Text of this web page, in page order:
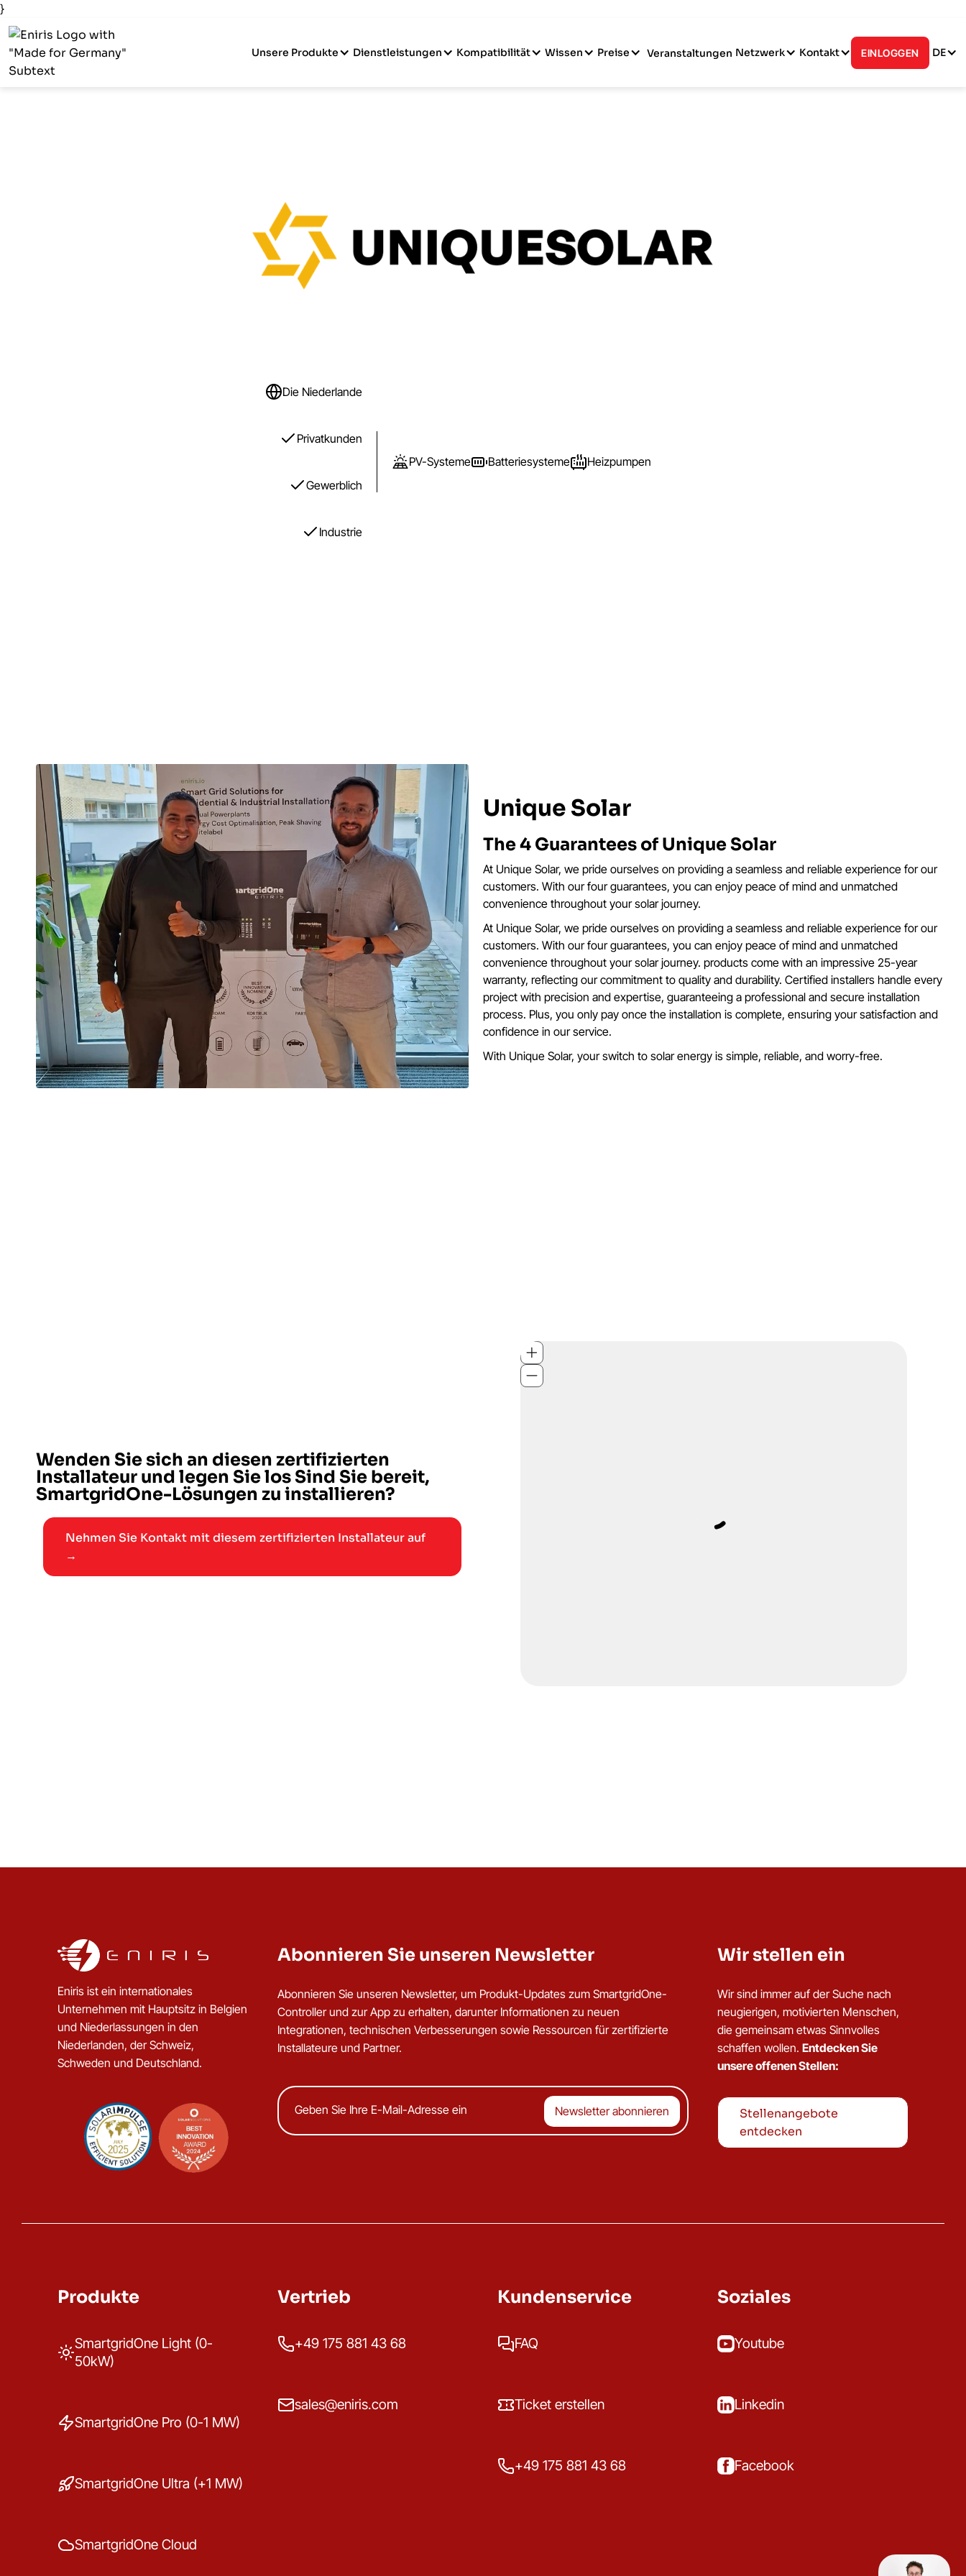
}
Unsere Produkte Dienstleistungen Kompatibilität Wissen Preise Veranstaltungen Netzwerk Kontakt EINLOGGEN DE
Die Niederlande
Privatkunden
Gewerblich
Industrie
PV-Systeme Batteriesysteme Heizpumpen
Unique Solar
The 4 Guarantees of Unique Solar
At Unique Solar, we pride ourselves on providing a seamless and reliable experience for our
customers. With our four guarantees, you can enjoy peace of mind and unmatched
convenience throughout your solar journey.
At Unique Solar, we pride ourselves on providing a seamless and reliable experience for our
customers. With our four guarantees, you can enjoy peace of mind and unmatched
convenience throughout your solar journey. products come with an impressive 25-year
warranty, reflecting our commitment to quality and durability. Certified installers handle every
project with precision and expertise, guaranteeing a professional and secure installation
process. Plus, you only pay once the installation is complete, ensuring your satisfaction and
confidence in our service.
With Unique Solar, your switch to solar energy is simple, reliable, and worry-free.
Wenden Sie sich an diesen zertifizierten
Installateur und legen Sie los Sind Sie bereit,
SmartgridOne-Lösungen zu installieren?
Nehmen Sie Kontakt mit diesem zertifizierten Installateur auf
→
Eniris ist ein internationales
Unternehmen mit Hauptsitz in Belgien
und Niederlassungen in den
Niederlanden, der Schweiz,
Schweden und Deutschland.
Abonnieren Sie unseren Newsletter
Abonnieren Sie unseren Newsletter, um Produkt-Updates zum SmartgridOne-
Controller und zur App zu erhalten, darunter Informationen zu neuen
Integrationen, technischen Verbesserungen sowie Ressourcen für zertifizierte
Installateure und Partner.
Wir stellen ein
Wir sind immer auf der Suche nach
neugierigen, motivierten Menschen,
die gemeinsam etwas Sinnvolles
schaffen wollen. Entdecken Sie
unsere offenen Stellen:
Stellenangebote
entdecken
Produkte
SmartgridOne Light (0-
50kW)
SmartgridOne Pro (0-1 MW)
SmartgridOne Ultra (+1 MW)
SmartgridOne Cloud
Vertrieb
+49 175 881 43 68
sales@eniris.com
Kundenservice
FAQ
Ticket erstellen
+49 175 881 43 68
Soziales
Youtube
Linkedin
Facebook